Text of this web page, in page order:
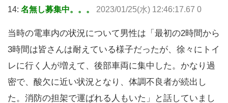
14: 名無し募集中。。。 2023/01/25(水) 12:46:17.67 0
当時の電車内の状況について男性は「最初の2時間から
3時間は皆さんは耐えている様子だったが、徐々にトイ
レに行く人が増えて、後部車両に集中した。かなり過
密で、酸欠に近い状況となり、体調不良者が続出し
た。消防の担架で運ばれる人もいた」と話していまし